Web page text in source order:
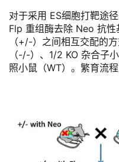
对于采用 ES细胞打靶途
Flp 重组酶去除 Neo 抗
（+/-）之间相互交配的
（-/-）、1/2 KO 杂合子
照小鼠（WT）。繁育流程